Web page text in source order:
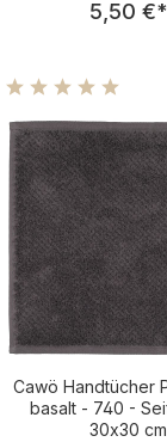
5,50 €*
Cawö Handtücher
basalt - 740 -
30x30 cm